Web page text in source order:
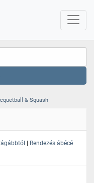
& Squash
| Rendezés ábécé